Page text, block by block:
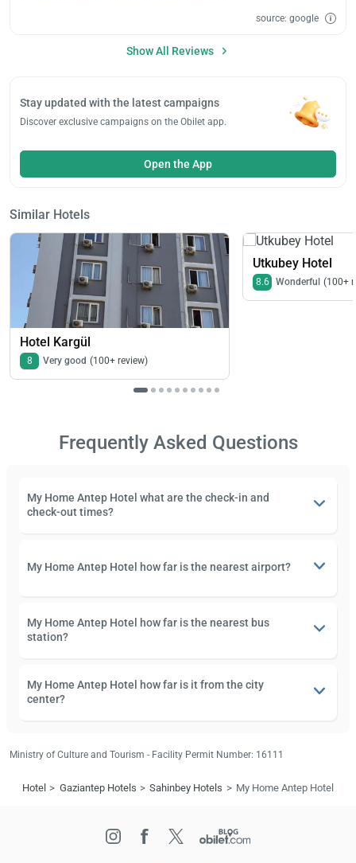
source: google
Show All Reviews
Stay updated with the latest campaigns
Discover exclusive campaigns on the Obilet app.
Open the App
Similar Hotels
Hotel Kargül
8 Very good (100+ review)
Utkubey Hotel
8.6 Wonderful (100+
Frequently Asked Questions
My Home Antep Hotel what are the check-in and
check-out times?
My Home Antep Hotel how far is the nearest airport?
My Home Antep Hotel how far is the nearest bus
station?
My Home Antep Hotel how far is it from the city
center?
Ministry of Culture and Tourism - Facility Permit Number: 16111
Hotel Gaziantep Hotels Sahinbey Hotels My Home Antep Hotel